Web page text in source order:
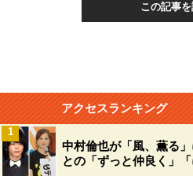
この記事
アクセスランキング
中村倫也が「風、薫る
との「ずっと仲良く」
1